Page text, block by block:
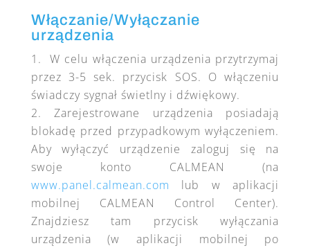
Włączanie/Wyłączanie
urządzenia
W celu włączenia urządzenia przytrzymaj
przez 3-5 sek. przycisk SOS. O włączeniu
świadczy sygnał świetlny i dźwiękowy.
Zarejestrowane urządzenia posiadają
blokadę przed przypadkowym wyłączeniem.
Aby wyłączyć urządzenie zaloguj się na
swoje konto CALMEAN (na
www.panel.calmean.com lub w aplikacji
mobilnej CALMEAN Control Center).
Znajdziesz tam przycisk wyłączania
urządzenia (w aplikacji mobilnej po